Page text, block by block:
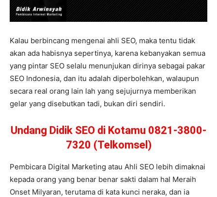
Kalau berbincang mengenai ahli SEO, maka tentu tidak
akan ada habisnya sepertinya, karena kebanyakan semua
yang pintar SEO selalu menunjukan dirinya sebagai pakar
SEO Indonesia, dan itu adalah diperbolehkan, walaupun
secara real orang lain lah yang sejujurnya memberikan
gelar yang disebutkan tadi, bukan diri sendiri.
Undang Didik SEO di Kotamu 0821-3800-
7320 (Telkomsel)
Pembicara Digital Marketing atau Ahli SEO lebih dimaknai
kepada orang yang benar benar sakti dalam hal Meraih
Onset Milyaran, terutama di kata kunci neraka, dan ia